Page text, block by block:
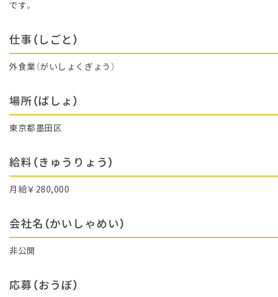
です。
仕事（しごと）
外食業（がいしょくぎょう）
場所（ばしょ）
東京都墨田区
給料（きゅうりょう）
月給￥280,000
会社名（かいしゃめい）
非公開
応募（おうぼ）